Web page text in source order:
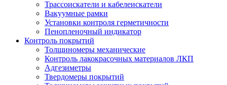
Трассоискатели и кабелеискатели
Вакуумные рамки
Установки контроля герметичности
Пенопленочный индикатор
Контроль покрытий
Толщиномеры механические
Контроль лакокрасочных материалов ЛКП
Адгезиметры
Твердомеры покрытий